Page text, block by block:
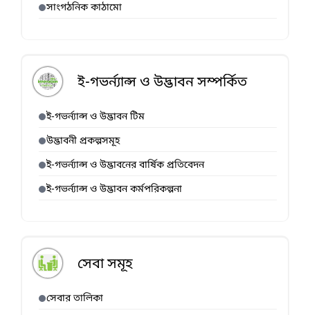
সাংগঠনিক কাঠামো
ই-গভর্ন্যান্স ও উদ্ভাবন সম্পর্কিত
ই-গভর্ন্যান্স ও উদ্ভাবন টিম
উদ্ভাবনী প্রকল্পসমূহ
ই-গভর্ন্যান্স ও উদ্ভাবনের বার্ষিক প্রতিবেদন
ই-গভর্ন্যান্স ও উদ্ভাবন কর্মপরিকল্পনা
সেবা সমূহ
সেবার তালিকা